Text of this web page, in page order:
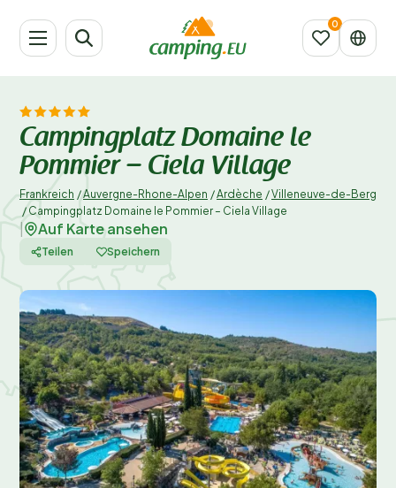
Campingplatz Domaine le
Pommier – Ciela Village
Frankreich /Auvergne-Rhone-Alpen /Ardèche /Villeneuve-de-Berg
/ Campingplatz Domaine le Pommier – Ciela Village
Auf Karte ansehen
Teilen Speichern